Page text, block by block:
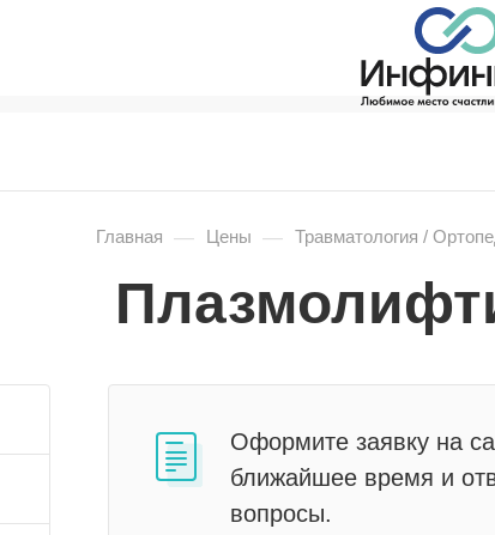
Главная — Цены — Травматология /
Оформите заявку на
ближайшее время и
вопросы.